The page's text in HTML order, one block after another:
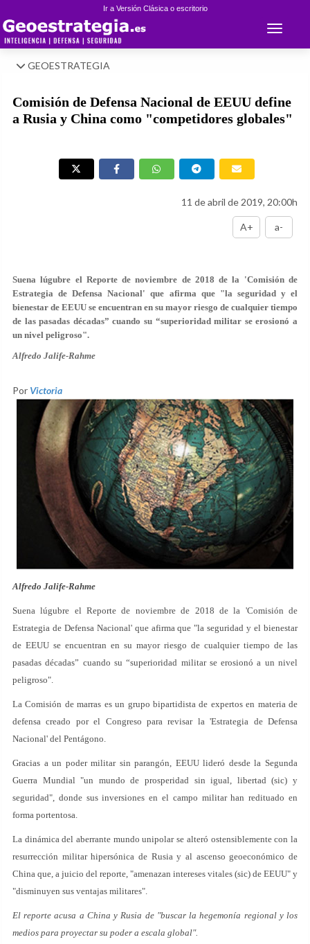
Ir a Versión Clásica o escritorio
Toggle
GEOESTRATEGIA
Comisión de Defensa Nacional de EEUU define
a Rusia y China como "competidores globales"
11 de abril de 2019, 20:00h
A+ a-
Suena lúgubre el Reporte de noviembre de 2018 de la 'Comisión de
Estrategia de Defensa Nacional' que afirma que "la seguridad y el
bienestar de EEUU se encuentran en su mayor riesgo de cualquier tiempo
de las pasadas décadas” cuando su “superioridad militar se erosionó a
un nivel peligroso".
Alfredo Jalife-Rahme
Por Victoria
Alfredo Jalife-Rahme
Suena lúgubre el Reporte de noviembre de 2018 de la 'Comisión de
Estrategia de Defensa Nacional' que afirma que "la seguridad y el bienestar
de EEUU se encuentran en su mayor riesgo de cualquier tiempo de las
pasadas décadas” cuando su “superioridad militar se erosionó a un nivel
peligroso".
La Comisión de marras es un grupo bipartidista de expertos en materia de
defensa creado por el Congreso para revisar la 'Estrategia de Defensa
Nacional' del Pentágono.
Gracias a un poder militar sin parangón, EEUU lideró desde la Segunda
Guerra Mundial "un mundo de prosperidad sin igual, libertad (sic) y
seguridad", donde sus inversiones en el campo militar han redituado en
forma portentosa.
La dinámica del aberrante mundo unipolar se alteró ostensiblemente con la
resurrección militar hipersónica de Rusia y al ascenso geoeconómico de
China que, a juicio del reporte, "amenazan intereses vitales (sic) de EEUU" y
"disminuyen sus ventajas militares".
El reporte acusa a China y Rusia de "buscar la hegemonía regional y los
medios para proyectar su poder a escala global".